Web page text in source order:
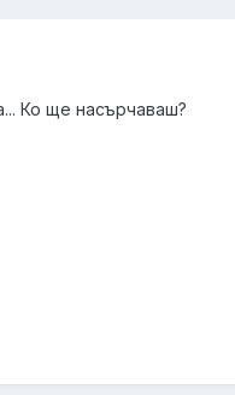
Ко ще насърчаваш?